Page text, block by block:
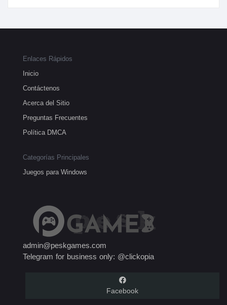
Enlaces Rápidos
Inicio
Contáctenos
Acerca del Sitio
Preguntas Frecuentes
Política DMCA
Categorías Principales
Juegos para Windows
admin@peskgames.com
Telegram for business only: @clickopia
Facebook